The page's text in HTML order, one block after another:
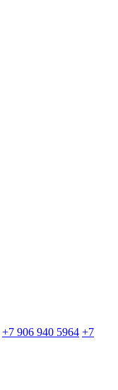
+7 906 940 5964 +7